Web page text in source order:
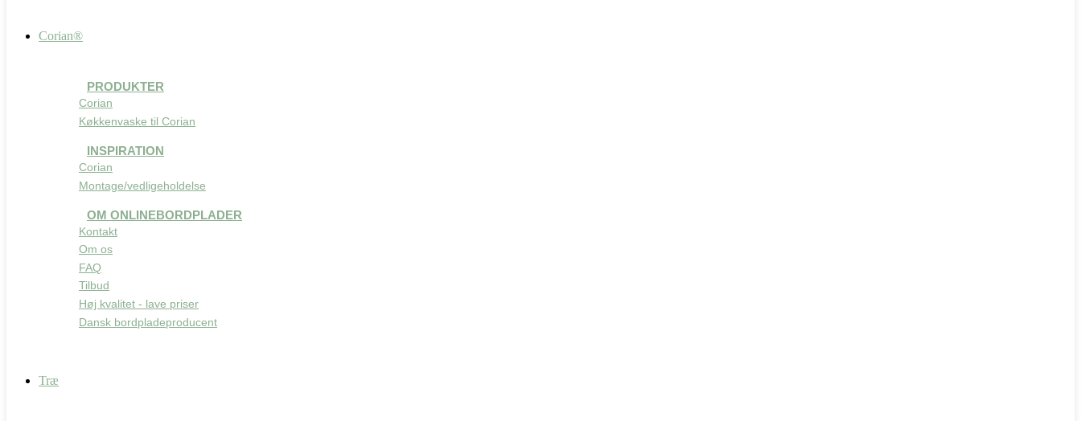
Corian®
PRODUKTER
Corian
Køkkenvaske til Corian
INSPIRATION
Corian
Montage/vedligeholdelse
OM ONLINEBORDPLADER
Kontakt
Om os
FAQ
Tilbud
Høj kvalitet - lave priser
Dansk bordpladeproducent
Træ